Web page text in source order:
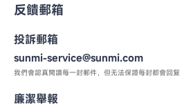
反饋郵箱
投訴郵箱
sunmi-service@sunmi.com
我們會認真閱讀每一封郵件， 但无法保證每封都會回复
廉潔舉報